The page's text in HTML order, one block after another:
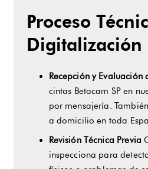
Proceso
Digitalización
Recepción y Evaluación
cintas Betacam SP en
por mensajería.
a domicilio en toda
Revisión Técnica Previa
inspecciona para